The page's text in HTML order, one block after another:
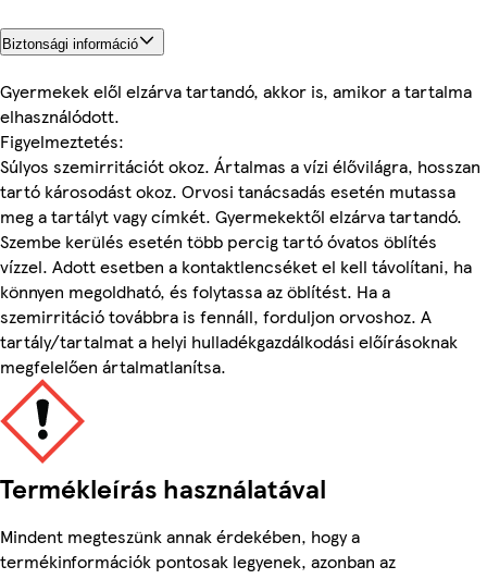
Biztonsági információ
Gyermekek elől elzárva tartandó, akkor is, amikor a tartalma
elhasználódott.
Figyelmeztetés:
Súlyos szemirritációt okoz. Ártalmas a vízi élővilágra, hosszan
tartó károsodást okoz. Orvosi tanácsadás esetén mutassa
meg a tartályt vagy címkét. Gyermekektől elzárva tartandó.
Szembe kerülés esetén több percig tartó óvatos öblítés
vízzel. Adott esetben a kontaktlencséket el kell távolítani, ha
könnyen megoldható, és folytassa az öblítést. Ha a
szemirritáció továbbra is fennáll, forduljon orvoshoz. A
tartály/tartalmat a helyi hulladékgazdálkodási előírásoknak
megfelelően ártalmatlanítsa.
Termékleírás használatával
Mindent megteszünk annak érdekében, hogy a
termékinformációk pontosak legyenek, azonban az